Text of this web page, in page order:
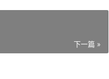
下一篇 »